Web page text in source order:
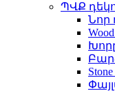
ՊՎՔ
Նոր